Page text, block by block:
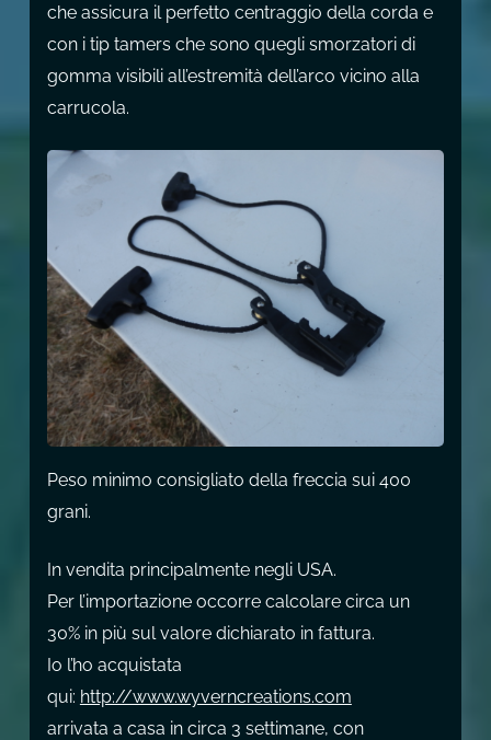
che assicura il perfetto centraggio della corda e
con i tip tamers che sono quegli smorzatori di
gomma visibili all’estremità dell’arco vicino alla
carrucola.
Peso minimo consigliato della freccia sui 400
grani.
In vendita principalmente negli USA.
Per l’importazione occorre calcolare circa un
30% in più sul valore dichiarato in fattura.
Io l’ho acquistata
qui: http://www.wyverncreations.com
arrivata a casa in circa 3 settimane, con